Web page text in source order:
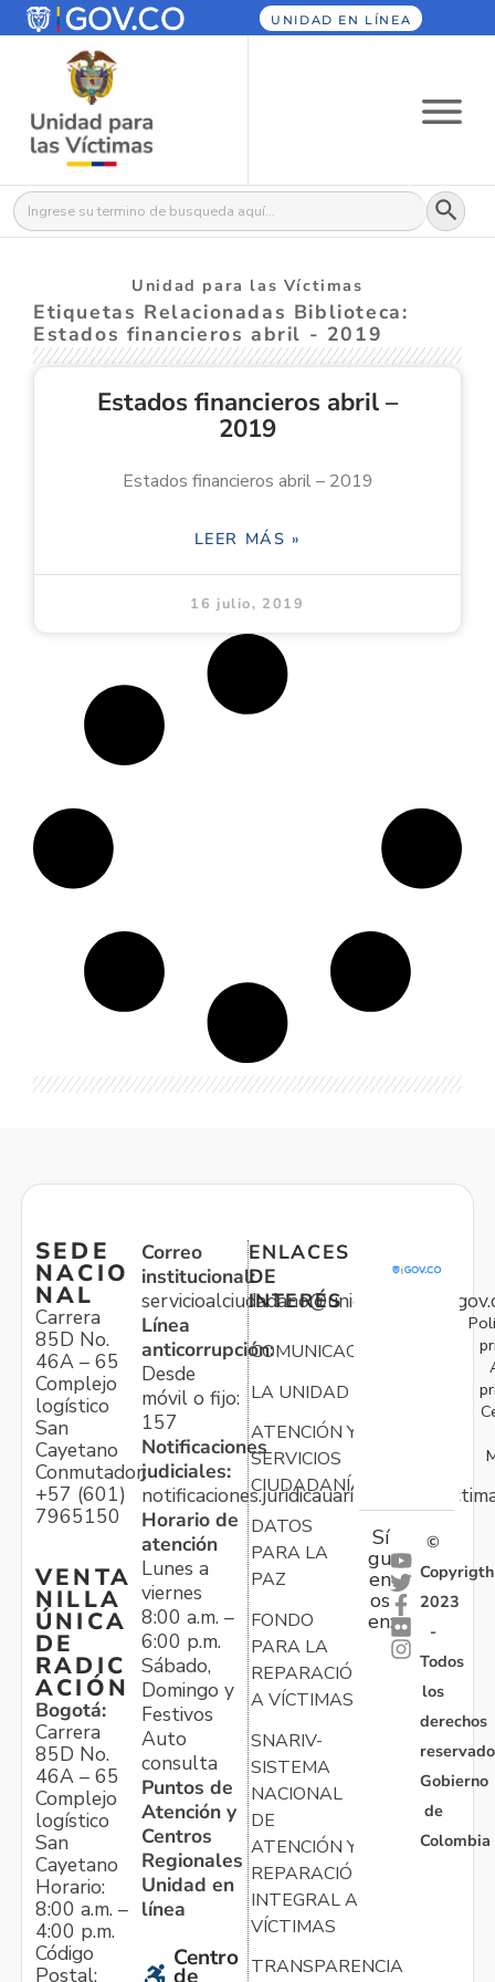
UNIDAD EN LÍNEA
Buscar: Botón
Unidad para las Víctimas
Etiquetas Relacionadas Biblioteca:
Estados financieros abril - 2019
Estados financieros abril –
2019
Estados financieros abril – 2019
LEER MÁS »
16 julio, 2019
SEDE
NACIO
NAL
Carrera
85D No.
46A – 65
Complejo
logístico
San
Cayetano
Conmutador:
+57 (601)
7965150
VENTA
NILLA
ÚNICA
DE
RADIC
ACIÓN
Bogotá:
Carrera
85D No.
46A – 65
Complejo
logístico
San
Cayetano
Horario:
8:00 a.m. –
4:00 p.m.
Código
Postal:
Correo
institucional:
Línea
anticorrupción:
Desde
móvil o fijo:
157
Notificaciones
judiciales:
Horario de
atención
Lunes a
viernes
8:00 a.m. –
6:00 p.m.
Sábado,
Domingo y
Festivos
Auto
consulta
Puntos de
Atención y
Centros
Regionales
Unidad en
línea
Centro
ENLACES
DE
INTERÉS
COMUNICACIONES
LA UNIDAD
ATENCIÓN Y
SERVICIOS
CIUDADANÍA
DATOS
PARA LA
PAZ
FONDO
PARA LA
REPARACIÓN
A VÍCTIMAS
SNARIV-
SISTEMA
NACIONAL
DE
ATENCIÓN Y
REPARACIÓN
INTEGRAL A
VÍCTIMAS
TRANSPARENCIA
Sí
gu
en
os
en:
©
Copyrigth
2023
-
Todos
los
derechos
Gobierno
de
Colombia